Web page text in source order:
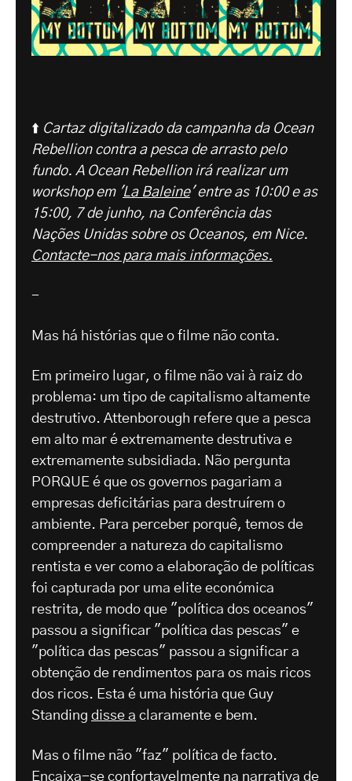
⬆️ Cartaz digitalizado da campanha da Ocean
Rebellion contra a pesca de arrasto pelo
fundo. A Ocean Rebellion irá realizar um
workshop em 'La Baleine' entre as 10:00 e as
15:00, 7 de junho, na Conferência das
Nações Unidas sobre os Oceanos, em Nice.
Contacte-nos para mais informações.
-
Mas há histórias que o filme não conta.
Em primeiro lugar, o filme não vai à raiz do
problema: um tipo de capitalismo altamente
destrutivo. Attenborough refere que a pesca
em alto mar é extremamente destrutiva e
extremamente subsidiada. Não pergunta
PORQUE é que os governos pagariam a
empresas deficitárias para destruírem o
ambiente. Para perceber porquê, temos de
compreender a natureza do capitalismo
rentista e ver como a elaboração de políticas
foi capturada por uma elite económica
restrita, de modo que "política dos oceanos"
passou a significar "política das pescas" e
"política das pescas" passou a significar a
obtenção de rendimentos para os mais ricos
dos ricos. Esta é uma história que Guy
Standing disse a claramente e bem.
Mas o filme não "faz" política de facto.
Encaixa-se confortavelmente na narrativa de